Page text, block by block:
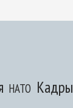
НАТО Кадры